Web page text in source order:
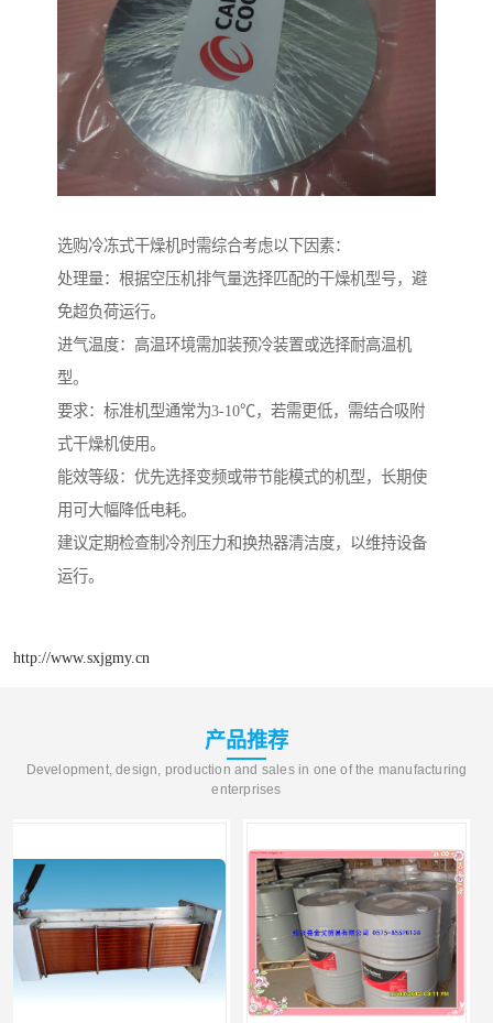
选购冷冻式干燥机时需综合考虑以下因素：
处理量：根据空压机排气量选择匹配的干燥机型号，避
免超负荷运行。
进气温度：高温环境需加装预冷装置或选择耐高温机
型。
要求：标准机型通常为3-10℃，若需更低，需结合吸附
式干燥机使用。
能效等级：优先选择变频或带节能模式的机型，长期使
用可大幅降低电耗。
建议定期检查制冷剂压力和换热器清洁度，以维持设备
运行。
http://www.sxjgmy.cn
产品推荐
Development, design, production and sales in one of the manufacturing
enterprises